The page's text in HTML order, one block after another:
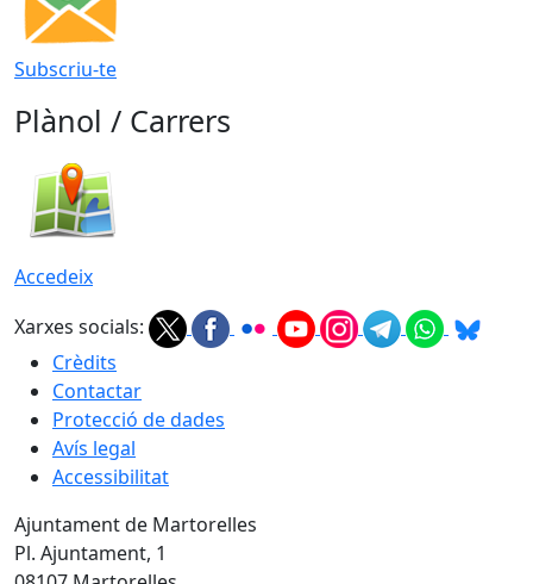
Subscriu-te
Plànol / Carrers
Accedeix
Xarxes socials:
Crèdits
Contactar
Protecció de dades
Avís legal
Accessibilitat
Ajuntament de Martorelles
Pl. Ajuntament, 1